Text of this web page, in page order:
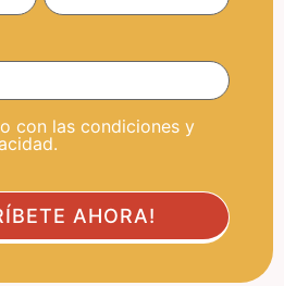
con las condiciones y